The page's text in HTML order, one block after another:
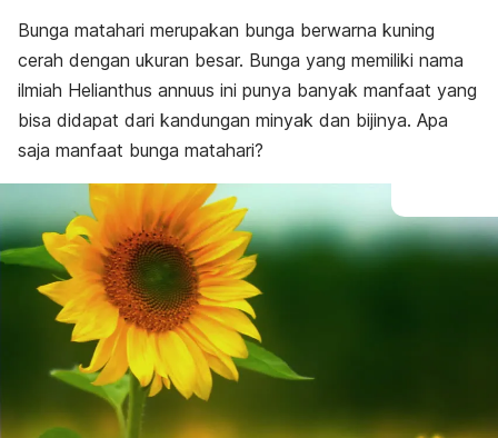
Bunga matahari merupakan bunga berwarna kuning
cerah dengan ukuran besar. Bunga yang memiliki nama
ilmiah Helianthus annuus ini punya banyak manfaat yang
bisa didapat dari kandungan minyak dan bijinya. Apa
saja manfaat bunga matahari?